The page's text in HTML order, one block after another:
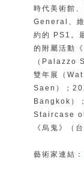
時代美術館
General、
約的 PS1。
的附屬活動
（Palazzo
雙年展（
Saen）；
Bangkok）
Staircase
《烏鬼》（
藝術家連結：